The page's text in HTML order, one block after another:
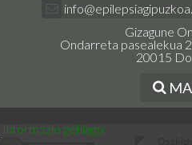
Gizagune
Ondarreta pasealekua
20015
Informazio gehiago